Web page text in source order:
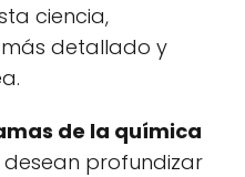
ciencia,
detallado y
de la química
profundizar